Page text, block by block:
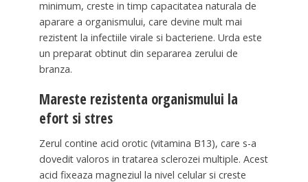
minimum, creste in timp capacitatea naturala de
aparare a organismului, care devine mult mai
rezistent la infectiile virale si bacteriene. Urda este
un preparat obtinut din separarea zerului de
branza.
Mareste rezistenta organismului la
efort si stres
Zerul contine acid orotic (vitamina B13), care s-a
dovedit valoros in tratarea sclerozei multiple. Acest
acid fixeaza magneziul la nivel celular si creste